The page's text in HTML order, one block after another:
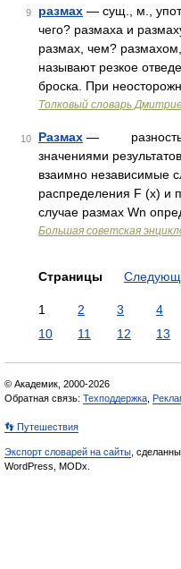
9 размах — сущ., м.,
чего? размаха и
размах, чем?
называют резкое
броска. При
Толковый словарь
10 Размах — разность
значениями
взаимно независимые
распределения F (x) и
случае размах Wn
Большая советская
Страницы
1 2 3 4
10
11 12 13
© Академик, 2000-2026
Обратная связь: Техподдержка
👣 Путешествия
Экспорт словарей на сайты ,
WordPress, MODx.